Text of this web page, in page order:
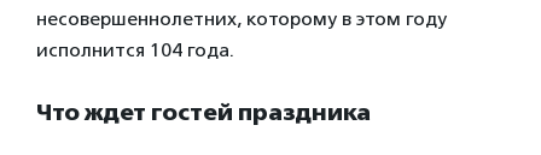
несовершеннолетних, которому в этом году
исполнится 104 года.
Что ждет гостей праздника